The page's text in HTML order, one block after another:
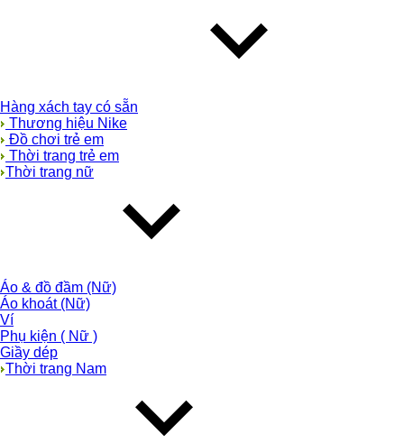
Hàng xách tay có sẵn
Thương hiệu Nike
Đồ chơi trẻ em
Thời trang trẻ em
Thời trang nữ
Áo & đồ đầm (Nữ)
Áo khoát (Nữ)
Ví
Phụ kiện ( Nữ )
Giầy dép
Thời trang Nam